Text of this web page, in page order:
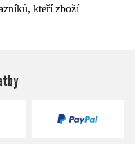
kteří zboží